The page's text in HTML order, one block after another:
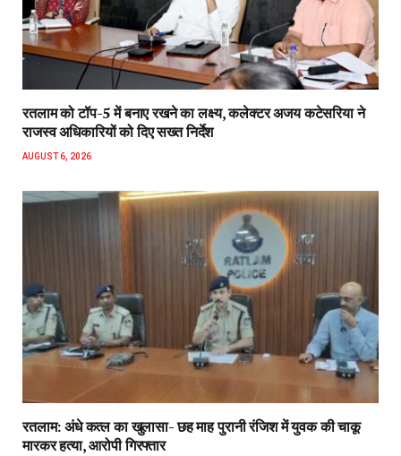
रतलाम को टॉप-5 में बनाए रखने का लक्ष्य, कलेक्टर अजय कटेसरिया ने
राजस्व अधिकारियों को दिए सख्त निर्देश
AUGUST 6, 2026
रतलाम: अंधे कत्ल का खुलासा- छह माह पुरानी रंजिश में युवक की चाकू
मारकर हत्या, आरोपी गिरफ्तार